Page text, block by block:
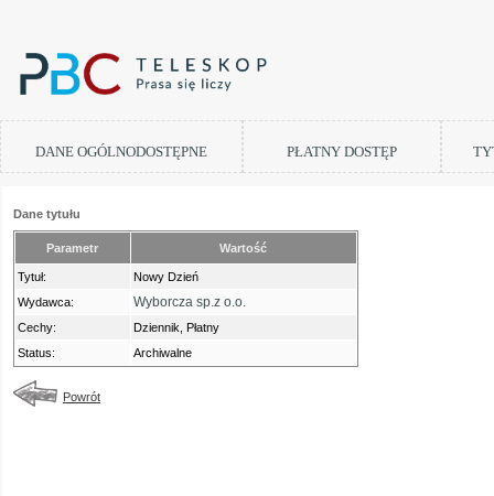
DANE OGÓLNODOSTĘPNE PŁATNY DOSTĘP
Dane tytułu
Parametr Wartość
Tytuł:
Nowy Dzień
Wydawca:
Wyborcza sp.z o.o.
Cechy:
Dziennik, Płatny
Status:
Archiwalne
Powrót